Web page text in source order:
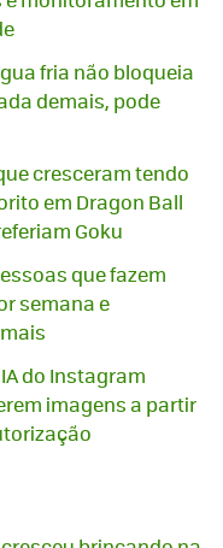
fria não bloqueia
demais, pode
cresceram tendo
em Dragon Ball
Goku
que fazem
semana e
do Instagram
imagens a partir